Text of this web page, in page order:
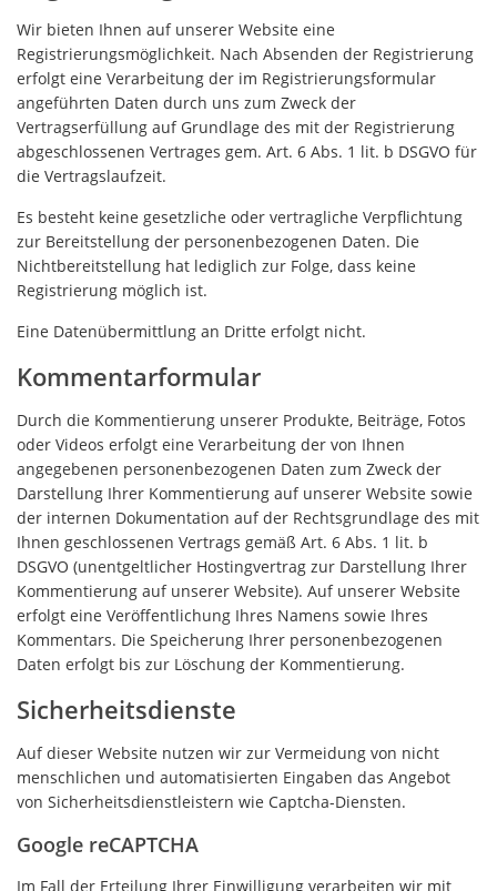
Wir bieten Ihnen auf unserer Website eine
Registrierungsmöglichkeit. Nach Absenden der Registrierung
erfolgt eine Verarbeitung der im Registrierungsformular
angeführten Daten durch uns zum Zweck der
Vertragserfüllung auf Grundlage des mit der Registrierung
abgeschlossenen Vertrages gem. Art. 6 Abs. 1 lit. b DSGVO für
die Vertragslaufzeit.
Es besteht keine gesetzliche oder vertragliche Verpflichtung
zur Bereitstellung der personenbezogenen Daten. Die
Nichtbereitstellung hat lediglich zur Folge, dass keine
Registrierung möglich ist.
Eine Datenübermittlung an Dritte erfolgt nicht.
Kommentarformular
Durch die Kommentierung unserer Produkte, Beiträge, Fotos
oder Videos erfolgt eine Verarbeitung der von Ihnen
angegebenen personenbezogenen Daten zum Zweck der
Darstellung Ihrer Kommentierung auf unserer Website sowie
der internen Dokumentation auf der Rechtsgrundlage des mit
Ihnen geschlossenen Vertrags gemäß Art. 6 Abs. 1 lit. b
DSGVO (unentgeltlicher Hostingvertrag zur Darstellung Ihrer
Kommentierung auf unserer Website). Auf unserer Website
erfolgt eine Veröffentlichung Ihres Namens sowie Ihres
Kommentars. Die Speicherung Ihrer personenbezogenen
Daten erfolgt bis zur Löschung der Kommentierung.
Sicherheitsdienste
Auf dieser Website nutzen wir zur Vermeidung von nicht
menschlichen und automatisierten Eingaben das Angebot
von Sicherheitsdienstleistern wie Captcha-Diensten.
Google reCAPTCHA
Im Fall der Erteilung Ihrer Einwilligung verarbeiten wir mit